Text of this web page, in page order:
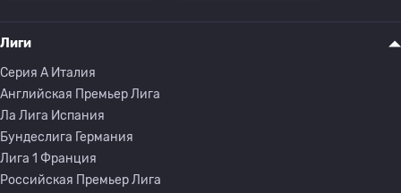
Лиги
Серия A Италия
Английская Премьер Лига
Ла Лига Испания
Бундеслига Германия
Лига 1 Франция
Российская Премьер Лига